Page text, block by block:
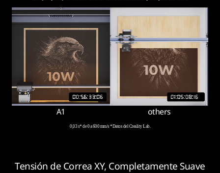
A1 others
0,03 s* de 0 a 600 mm/s *Datos del Creality Lab.
Tensión de Correa XY, Completamente Suave